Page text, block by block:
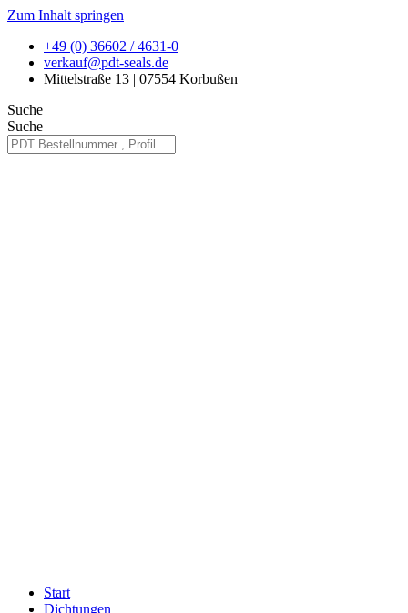
Zum Inhalt springen
+49 (0) 36602 / 4631-0
verkauf@pdt-seals.de
Mittelstraße 13 | 07554 Korbußen
Suche
Suche
Start
Dichtungen